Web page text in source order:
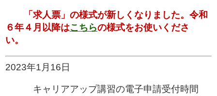
「求人票」の様式が新しくなりました。令和
６年４月以降はこちらの様式をお使いくださ
い。
2023年1月16日
キャリアアップ講習の電子申請受付時間